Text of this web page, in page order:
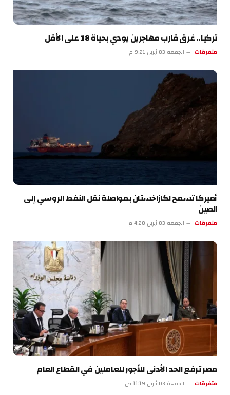
تركيا.. غرق قارب مهاجرين يودي بحياة 18 على الأقل
متفرقات الجمعة 03 أبريل 9:21 م
أميركا تسمح لكازاخستان بمواصلة نقل النفط الروسي إلى
الصين
متفرقات الجمعة 03 أبريل 4:20 م
مصر ترفع الحد الأدنى للأجور للعاملين في القطاع العام
متفرقات الجمعة 03 أبريل 11:19 ص